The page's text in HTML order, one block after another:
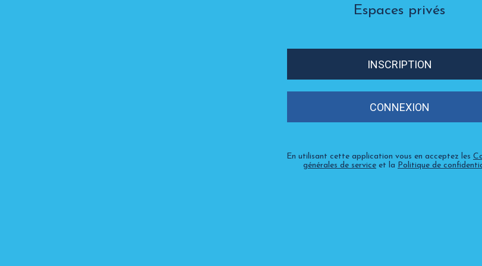
Espaces privés
INSCRIPTION
CONNEXION
En utilisant cette application vous en acceptez les
générales de service et la Politique de